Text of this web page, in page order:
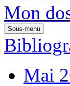
Mon
Sous-menu
Mai